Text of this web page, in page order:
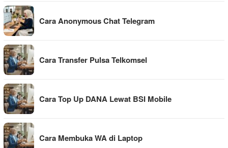
Cara Anonymous Chat Telegram
Cara Transfer Pulsa Telkomsel
Cara Top Up DANA Lewat BSI Mobile
Cara Membuka WA di Laptop